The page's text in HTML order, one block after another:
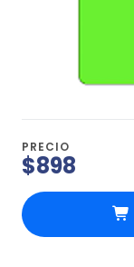
PRECIO
$898